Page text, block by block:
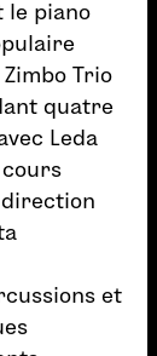
le piano
Trio
quatre
Leda
cours
direction
et